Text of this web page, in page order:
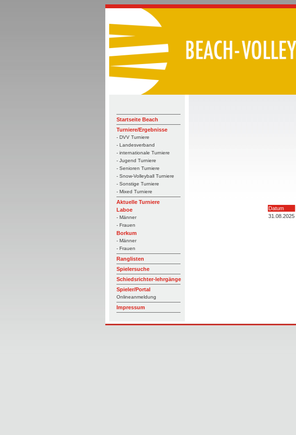
Startseite Beach
Turniere/Ergebnisse
- DVV Turniere
- Landesverband
- internationale Turniere
- Jugend Turniere
- Senioren Turniere
- Snow-Volleyball Turniere
- Sonstige Turniere
- Mixed Turniere
Aktuelle Turniere
Laboe
- Männer
- Frauen
Borkum
- Männer
- Frauen
Ranglisten
Spielersuche
Schiedsrichter-lehrgänge
Spieler/Portal
Onlineanmeldung
Impressum
Datum
31.08.2025